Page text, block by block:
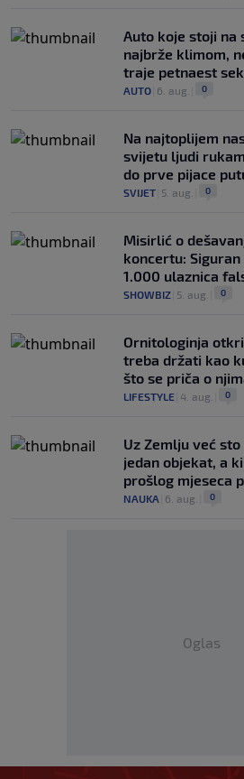
Auto koje stoji na
najbrže klimom,
traje petnaest
AUTO 6. aug. 0
Na najtoplijem
svijetu ljudi
do prve pijace
SVIJET 5. aug. 0
Misirlić o
koncertu:
1.000 ulaznica
SHOWBIZ 5. aug. 0
Ornitologinja
treba držati kao
što se priča o
LIFESTYLE 4. aug. 0
Uz Zemlju već
jedan objekat, a
prošlog mjeseca
NAUKA 6. aug. 0
Oglas